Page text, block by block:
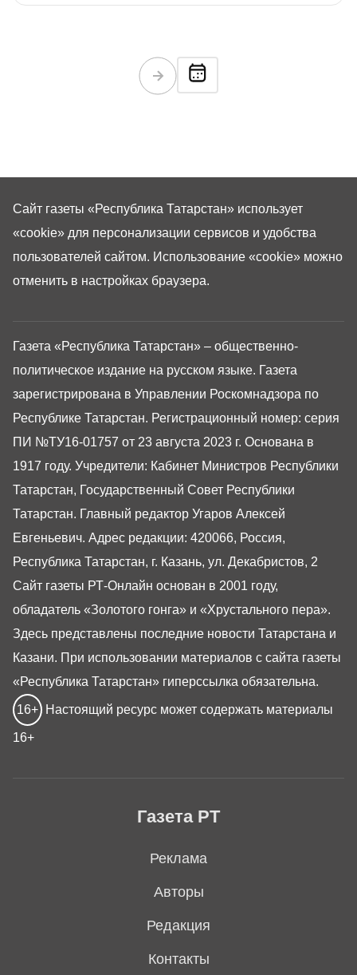
Газета РТ
Реклама
Авторы
Редакция
Контакты
Газета «Республика Татарстан» – общественно-
политическое издание на русском языке. Газета
зарегистрирована в Управлении Роскомнадзора по
Республике Татарстан. Регистрационный номер: серия
ПИ №ТУ16-01757 от 23 августа 2023 г. Основана в
1917 году. Учредители: Кабинет Министров Республики
Татарстан, Государственный Совет Республики
Татарстан. Главный редактор Угаров Алексей
Евгеньевич. Адрес редакции: 420066, Россия,
Республика Татарстан, г. Казань, ул. Декабристов, 2
Сайт газеты РТ-Онлайн основан в 2001 году,
обладатель «Золотого гонга» и «Хрустального пера».
Здесь представлены последние новости Татарстана и
Казани. При использовании материалов с сайта газеты
«Республика Татарстан» гиперссылка обязательна.
16+ Настоящий ресурс может содержать материалы
16+
Сайт газеты «Республика Татарстан» использует
«cookie» для персонализации сервисов и удобства
пользователей сайтом. Использование «cookie» можно
отменить в настройках браузера.